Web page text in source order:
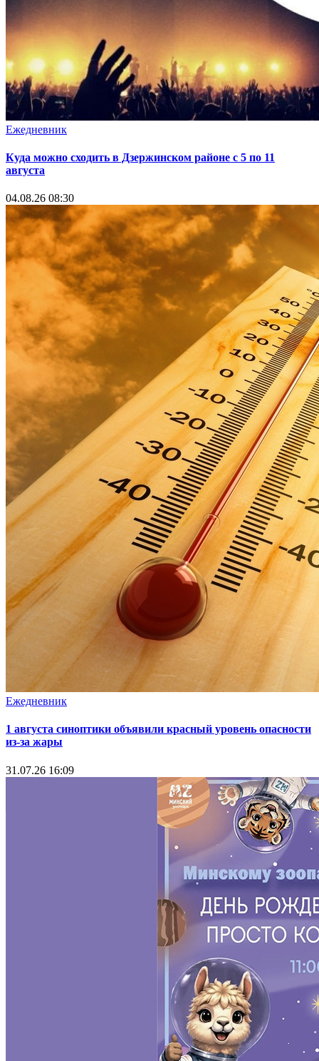
Ежедневник
Куда можно сходить в Дзержинском районе с 5 по 11
августа
04.08.26 08:30
Ежедневник
1 августа синоптики объявили красный уровень опасности
из-за жары
31.07.26 16:09